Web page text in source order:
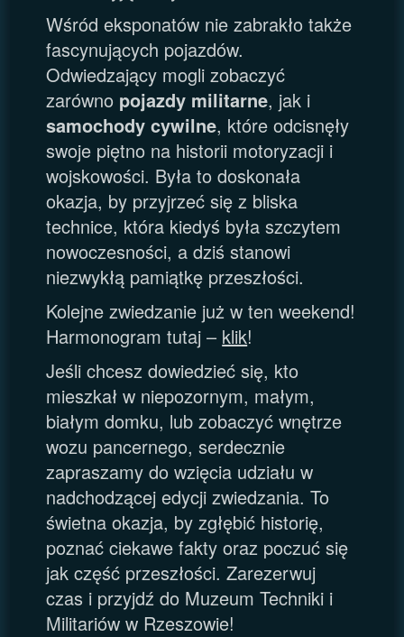
Wśród eksponatów nie zabrakło także
fascynujących pojazdów.
Odwiedzający mogli zobaczyć
zarówno pojazdy militarne, jak i
samochody cywilne, które odcisnęły
swoje piętno na historii motoryzacji i
wojskowości. Była to doskonała
okazja, by przyjrzeć się z bliska
technice, która kiedyś była szczytem
nowoczesności, a dziś stanowi
niezwykłą pamiątkę przeszłości.
Kolejne zwiedzanie już w ten weekend!
Harmonogram tutaj – klik!
Jeśli chcesz dowiedzieć się, kto
mieszkał w niepozornym, małym,
białym domku, lub zobaczyć wnętrze
wozu pancernego, serdecznie
zapraszamy do wzięcia udziału w
nadchodzącej edycji zwiedzania. To
świetna okazja, by zgłębić historię,
poznać ciekawe fakty oraz poczuć się
jak część przeszłości. Zarezerwuj
czas i przyjdź do Muzeum Techniki i
Militariów w Rzeszowie!